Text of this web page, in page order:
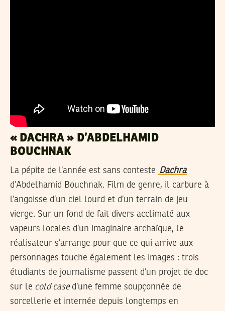
« DACHRA » D’ABDELHAMID
BOUCHNAK
La pépite de l’année est sans conteste Dachra
d’Abdelhamid Bouchnak. Film de genre, il carbure à
l’angoisse d’un ciel lourd et d’un terrain de jeu
vierge. Sur un fond de fait divers acclimaté aux
vapeurs locales d’un imaginaire archaïque, le
réalisateur s’arrange pour que ce qui arrive aux
personnages touche également les images : trois
étudiants de journalisme passent d’un projet de doc
sur le cold cased’une femme soupçonnée de
sorcellerie et internée depuis longtemps en